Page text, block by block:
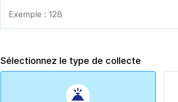
Sélectionnez le type de collecte